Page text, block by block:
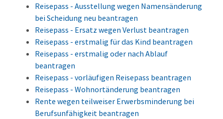
Reisepass - Ausstellung wegen Namensänderung
bei Scheidung neu beantragen
Reisepass - Ersatz wegen Verlust beantragen
Reisepass - erstmalig für das Kind beantragen
Reisepass - erstmalig oder nach Ablauf
beantragen
Reisepass - vorläufigen Reisepass beantragen
Reisepass - Wohnortänderung beantragen
Rente wegen teilweiser Erwerbsminderung bei
Berufsunfähigkeit beantragen